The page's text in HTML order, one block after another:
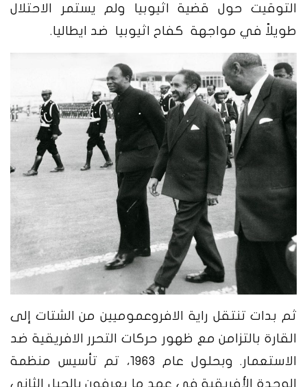
التوقيت حول قضية اثيوبيا ولم يستمر الاحتلال
طويلاً في مواجهة كفاح اثيوبيا ضد ايطاليا.
ثم بدات تنتقل راية الافروعموميين من الشتات إلى
القارة بالتزامن مع ظهور حركات التحرر الافريقية ضد
الاستعمار. وبحلول عام 1963، تم تأسيس منظمة
الوحدة الأفريقية في عهد ما يعرفون بالجيل الثاني